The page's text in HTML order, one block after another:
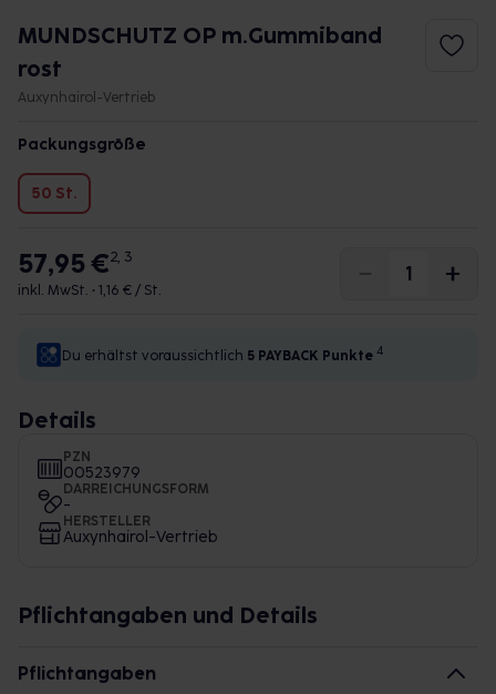
MUNDSCHUTZ OP m.Gummiband
rost
Auxynhairol-Vertrieb
Packungsgröße
50 St.
57,95 €2, 3
inkl. MwSt. • 1,16 € / St.
Du erhältst voraussichtlich 5 PAYBACK Punkte 4
Details
PZN
00523979
DARREICHUNGSFORM
-
HERSTELLER
Auxynhairol-Vertrieb
Pflichtangaben und Details
Pflichtangaben